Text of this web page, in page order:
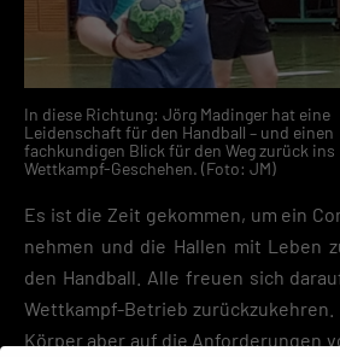
In diese Richtung: Jörg Madinger hat eine
Leidenschaft für den Handball – und einen
fachkundigen Blick für den Weg zurück ins
Wettkampf-Geschehen. (Foto: JM)
Es ist die Zeit gekommen, um ein
nehmen und die Hallen mit Leben
den Handball. Alle freuen sich
Wettkampf-Betrieb
Körper aber auf die Anforderungen